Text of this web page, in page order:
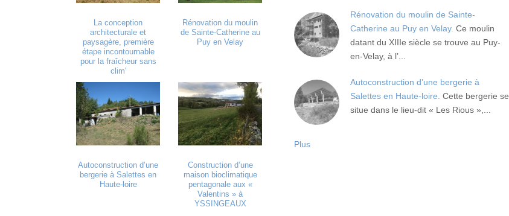
La conception
architecturale et
paysagère, première
étape incontournable
pour la fraîcheur sans
clim'
Rénovation du moulin
de Sainte-Catherine au
Puy en Velay
Autoconstruction d’une
bergerie à Salettes en
Haute-loire
Construction d’une
maison bioclimatique
pentagonale aux «
Valentins » à
YSSINGEAUX
Rénovation du moulin de Sainte-
Catherine au Puy en Velay. Ce moulin
datant du XIIIe siècle se trouve au Puy-
en-Velay, à l’...
Autoconstruction d’une bergerie à
Salettes en Haute-loire. Cette bergerie se
situe dans le lieu-dit « Les Rious »,...
Plus